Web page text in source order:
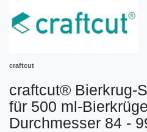
craftcut
craftcut® Bierkrug-
für 500 ml-
Durchmesser 84 -